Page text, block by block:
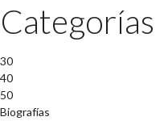
Categorías
30
40
50
Biografías